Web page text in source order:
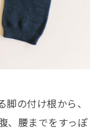
の付け根から、
、腰までをすっぽ